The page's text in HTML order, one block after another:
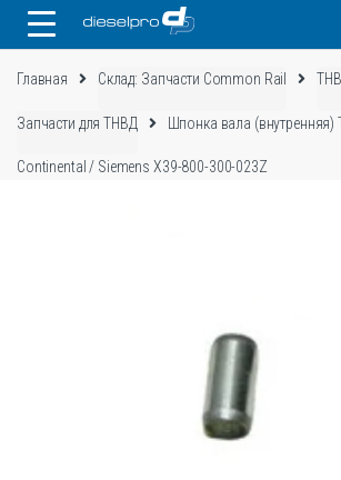
Главная Склад: Запчасти Common Rail
Запчасти для ТНВД Шпонка вала (внутренняя)
Continental / Siemens X39-800-300-023Z